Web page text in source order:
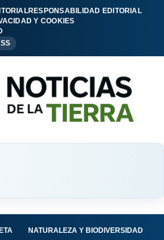
RESPONSABILIDAD EDITORIAL
Y COOKIES
NATURALEZA Y BIODIVERSIDAD